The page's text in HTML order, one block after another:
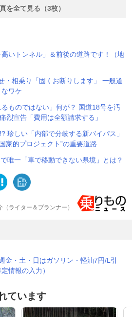
を全て見る（3枚）
高いトンネル」＆前後の道路です！（地
・相乗り「固くお断りします」 一般道
ワケ
ものではない」何が？ 国道18号を汚
烈宣告「費用は全額請求する」
珍しい「内部で分岐する新バイパス」
家的プロジェクト”の重要道路
唯一「車で移動できない県境」とは？
ライター＆プランナー）
金・土・日はガソリン・軽油7円/L引
情報の入力）
ています